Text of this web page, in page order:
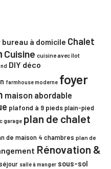
bureau à domicile Chalet
Cuisine cuisine avec îlot
DIY déco
farmhouse moderne foyer
maison abordable
plafond à 9 piedsplain-pied
garage plan de chalet
de maison 4 chambres plan de
Rénovation &
salle à manger sous-sol